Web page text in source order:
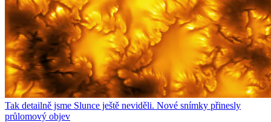
Tak detailně jsme Slunce ještě neviděli. Nové snímky přinesly
průlomový objev